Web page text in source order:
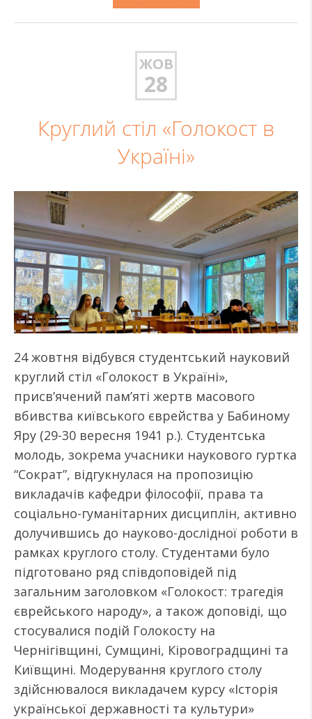
ЖОВ
28
Круглий стіл «Голокост в
Україні»
24 жовтня відбувся студентський науковий
круглий стіл «Голокост в Україні»,
присвʼячений памʼяті жертв масового
вбивства київського єврейства у Бабиному
Яру (29-30 вересня 1941 р.). Студентська
молодь, зокрема учасники наукового гуртка
“Сократ”, відгукнулася на пропозицію
викладачів кафедри філософії, права та
соціально-гуманітарних дисциплін, активно
долучившись до науково-дослідної роботи в
рамках круглого столу. Студентами було
підготовано ряд співдоповідей під
загальним заголовком «Голокост: трагедія
єврейського народу», а також доповіді, що
стосувалися подій Голокосту на
Чернігівщині, Сумщині, Кіровоградщині та
Київщині. Модерування круглого столу
здійснювалося викладачем курсу «Історія
української державності та культури»